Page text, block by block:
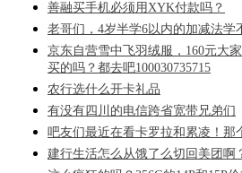
善融买手机必须用XYK付款吗？
老哥们，4岁半学6以内的加减法学
京东自营雪中飞羽绒服，160元大
买的吗？都去吧100030735715
农行选什么开卡礼品
有没有四川的电信跨省宽带兄弟们
吧友们最近在看卡罗拉和累凌！那
建行生活怎么从饿了么切回美团啊